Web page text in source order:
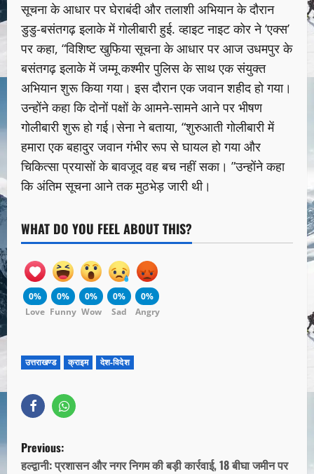
सूचना के आधार पर घेराबंदी और तलाशी अभियान के दौरान
डुडु-बसंतगढ़ इलाके में गोलीबारी हुई. व्हाइट नाइट कोर ने ‘एक्स’
पर कहा, “विशिष्ट खुफिया सूचना के आधार पर आज उधमपुर के
बसंतगढ़ इलाके में जम्मू कश्मीर पुलिस के साथ एक संयुक्त
अभियान शुरू किया गया। इस दौरान एक जवान शहीद हो गया।
उन्होंने कहा कि दोनों पक्षों के आमने-सामने आने पर भीषण
गोलीबारी शुरू हो गई।सेना ने बताया, “शुरुआती गोलीबारी में
हमारा एक बहादुर जवान गंभीर रूप से घायल हो गया और
चिकित्सा प्रयासों के बावजूद वह बच नहीं सका। ”उन्होंने कहा
कि अंतिम सूचना आने तक मुठभेड़ जारी थी।
WHAT DO YOU FEEL ABOUT THIS?
0%
Love
0%
Funny
0%
Wow
0%
Sad
0%
Angry
उत्तराखण्ड क्राइम देश-विदेश
Previous:
हल्द्वानी: प्रशासन और नगर निगम की बड़ी कार्रवाई, 18 बीघा जमीन पर